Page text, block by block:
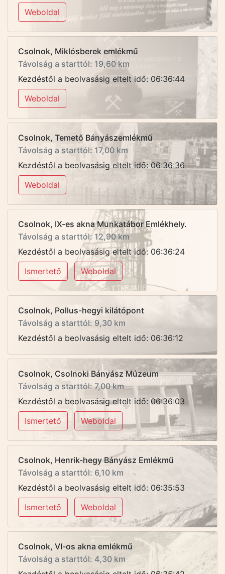
Weboldal
Csolnok, Miklósberek emlékmű
Távolság a starttól: 19,60 km
Kezdéstől a beolvasásig eltelt idő: 06:36:44
Weboldal
Csolnok, Temető Bányászemlékmű
Távolság a starttól: 17,00 km
Kezdéstől a beolvasásig eltelt idő: 06:36:36
Weboldal
Csolnok, IX-es akna Munkatábor Emlékhely.
Távolság a starttól: 12,90 km
Kezdéstől a beolvasásig eltelt idő: 06:36:24
Ismertető
Weboldal
Csolnok, Pollus-hegyi kilátópont
Távolság a starttól: 9,30 km
Kezdéstől a beolvasásig eltelt idő: 06:36:12
Csolnok, Csolnoki Bányász Múzeum
Távolság a starttól: 7,00 km
Kezdéstől a beolvasásig eltelt idő: 06:36:03
Ismertető
Weboldal
Csolnok, Henrik-hegy Bányász Emlékmű
Távolság a starttól: 6,10 km
Kezdéstől a beolvasásig eltelt idő: 06:35:53
Ismertető
Weboldal
Csolnok, VI-os akna emlékmű
Távolság a starttól: 4,30 km